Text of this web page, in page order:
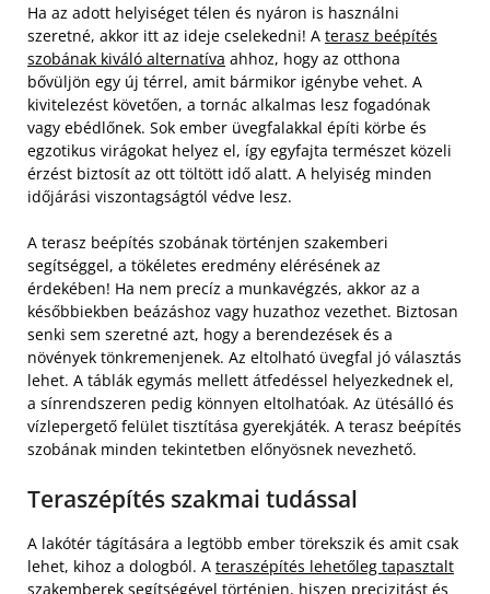
Ha az adott helyiséget télen és nyáron is használni
szeretné, akkor itt az ideje cselekedni! A terasz beépítés
szobának kiváló alternatíva ahhoz, hogy az otthona
bővüljön egy új térrel, amit bármikor igénybe vehet. A
kivitelezést követően, a tornác alkalmas lesz fogadónak
vagy ebédlőnek. Sok ember üvegfalakkal építi körbe és
egzotikus virágokat helyez el, így egyfajta természet közeli
érzést biztosít az ott töltött idő alatt. A helyiség minden
időjárási viszontagságtól védve lesz.
A terasz beépítés szobának történjen szakemberi
segítséggel, a tökéletes eredmény elérésének az
érdekében! Ha nem precíz a munkavégzés, akkor az a
későbbiekben beázáshoz vagy huzathoz vezethet. Biztosan
senki sem szeretné azt, hogy a berendezések és a
növények tönkremenjenek. Az eltolható üvegfal jó választás
lehet. A táblák egymás mellett átfedéssel helyezkednek el,
a sínrendszeren pedig könnyen eltolhatóak. Az ütésálló és
vízlepergető felület tisztítása gyerekjáték. A terasz beépítés
szobának minden tekintetben előnyösnek nevezhető.
Teraszépítés szakmai tudással
A lakótér tágítására a legtöbb ember törekszik és amit csak
lehet, kihoz a dologból. A teraszépítés lehetőleg tapasztalt
szakemberek segítségével történjen, hiszen precizitást és